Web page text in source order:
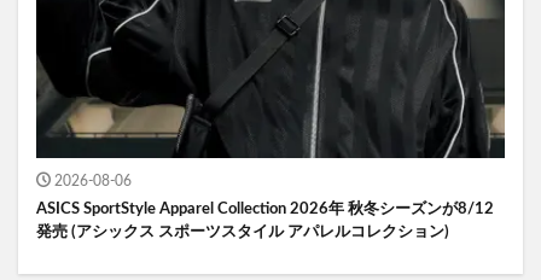
2026-08-06
ASICS SportStyle Apparel Collection 2026年 秋冬シーズンが8/12
発売 (アシックス スポーツスタイル アパレルコレクション)